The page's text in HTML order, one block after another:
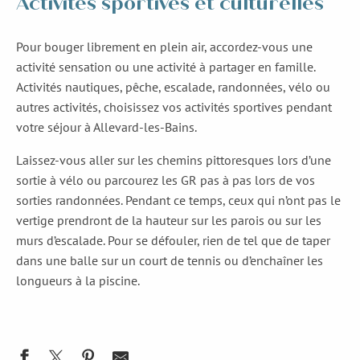
Pour bouger librement en plein air, accordez-vous une
activité sensation ou une activité à partager en famille.
Activités nautiques, pêche, escalade, randonnées, vélo ou
autres activités, choisissez vos activités sportives pendant
votre séjour à Allevard-les-Bains.
Laissez-vous aller sur les chemins pittoresques lors d’une
sortie à vélo ou parcourez les GR pas à pas lors de vos
sorties randonnées. Pendant ce temps, ceux qui n’ont pas le
vertige prendront de la hauteur sur les parois ou sur les
murs d’escalade. Pour se défouler, rien de tel que de taper
dans une balle sur un court de tennis ou d’enchaîner les
longueurs à la piscine.